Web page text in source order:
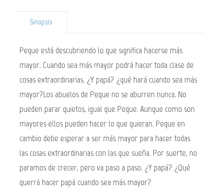
Sinopsis
Peque está descubriendo lo que significa hacerse más
mayor. Cuando sea más mayor podrá hacer toda clase de
cosas extraordinarias. ¿Y papá? ¿qué hará cuando sea más
mayor?Los abuelos de Peque no se aburren nunca. No
pueden parar quietos, igual que Peque. Aunque como son
mayores ellos pueden hacer lo que quieran. Peque en
cambio debe esperar a ser más mayor para hacer todas
las cosas extraordinarias con las que sueña. Por suerte, no
paramos de crecer, pero va paso a paso. ¿Y papá? ¿Qué
querrá hacer papá cuando sea más mayor?